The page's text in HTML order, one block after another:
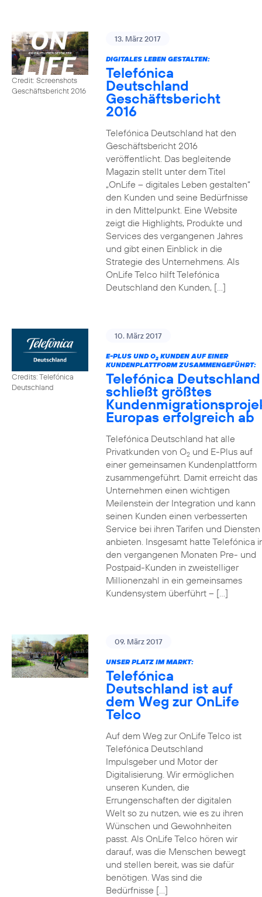
Credit: Screenshots
Geschäftsbericht 2016
13. März 2017
DIGITALES LEBEN GESTALTEN:
Telefónica
Deutschland
Geschäftsbericht
2016
Telefónica Deutschland hat den
Geschäftsbericht 2016
veröffentlicht. Das begleitende
Magazin stellt unter dem Titel
„OnLife – digitales Leben gestalten“
den Kunden und seine Bedürfnisse
in den Mittelpunkt. Eine Website
zeigt die Highlights, Produkte und
Services des vergangenen Jahres
und gibt einen Einblick in die
Strategie des Unternehmens. Als
OnLife Telco hilft Telefónica
Deutschland den Kunden, […]
Credits: Telefónica
Deutschland
10. März 2017
E-PLUS UND O2KUNDEN AUF EINER
KUNDENPLATTFORM ZUSAMMENGEFÜHRT:
Telefónica Deutschland
schließt größtes
Europas erfolgreich ab
Telefónica Deutschland hat alle
Privatkunden von O2und E-Plus auf
einer gemeinsamen Kundenplattform
zusammengeführt. Damit erreicht das
Unternehmen einen wichtigen
Meilenstein der Integration und kann
seinen Kunden einen verbesserten
Service bei ihren Tarifen und Diensten
anbieten. Insgesamt hatte Telefónica
den vergangenen Monaten Pre- und
Postpaid-Kunden in zweistelliger
Millionenzahl in ein gemeinsames
Kundensystem überführt – […]
09. März 2017
UNSER PLATZ IM MARKT:
Telefónica
Deutschland ist auf
dem Weg zur OnLife
Telco
Auf dem Weg zur OnLife Telco ist
Telefónica Deutschland
Impulsgeber und Motor der
Digitalisierung. Wir ermöglichen
unseren Kunden, die
Errungenschaften der digitalen
Welt so zu nutzen, wie es zu ihren
Wünschen und Gewohnheiten
passt. Als OnLife Telco hören wir
darauf, was die Menschen bewegt
und stellen bereit, was sie dafür
benötigen. Was sind die
Bedürfnisse […]